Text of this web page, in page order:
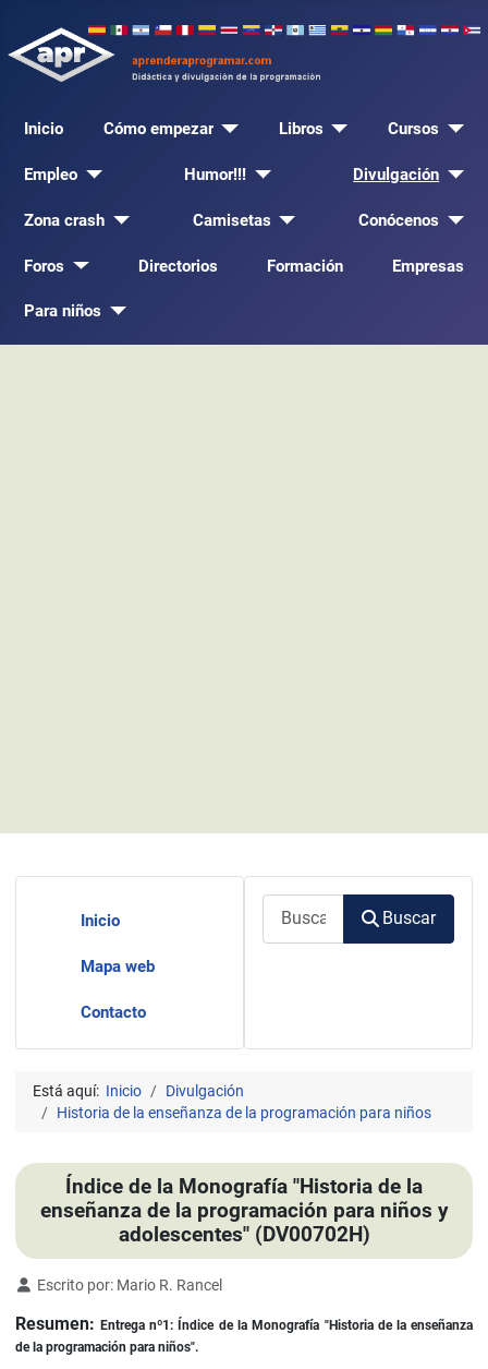
Inicio Cómo empezar Libros Cursos
Empleo Humor!!! Divulgación
Zona crash Camisetas Conócenos
Foros Directorios Formación Empresas
Para niños
Inicio
Mapa web
Contacto
Buscar
Está aquí: Inicio
Divulgación
Historia de la enseñanza de la programación para niños
Índice de la Monografía "Historia de la
enseñanza de la programación para niños y
adolescentes" (DV00702H)
Detalles
Escrito por: Mario R. Rancel
Resumen: Entrega nº1: Índice de la Monografía "Historia de la enseñanza
de la programación para niños".